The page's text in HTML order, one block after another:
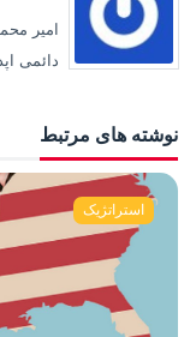
امیر
دائمی
نوشته های مرتبط
استراتژیک